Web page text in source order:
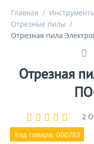
Главная /
Отрезные пилы /
Отрезная пила
Отрезная
2
Код товара: 000783